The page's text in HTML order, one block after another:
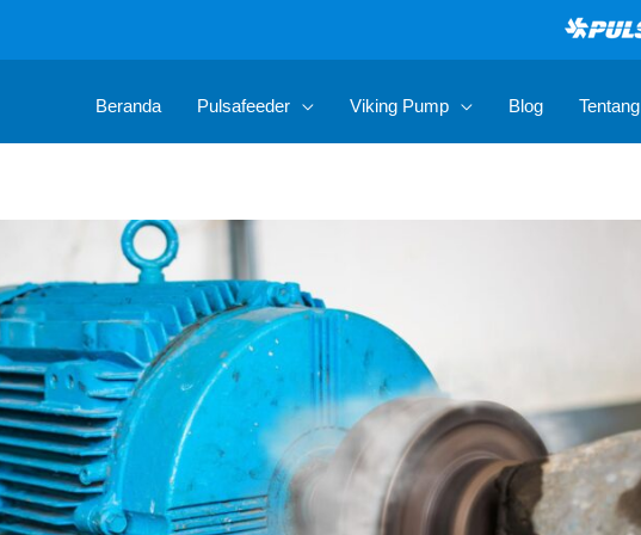
Beranda Pulsafeeder Viking Pump Blog Tentang